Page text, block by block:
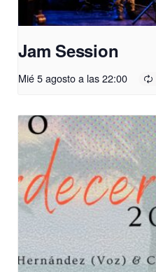
Jam Session
Mié 5 agosto a las 22:00